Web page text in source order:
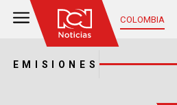
COLOMBIA
EMISIONES